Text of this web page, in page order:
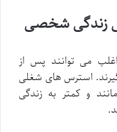
زندگی شخصی
می توانند پس از
استرس های شغلی
و کمتر به زندگی